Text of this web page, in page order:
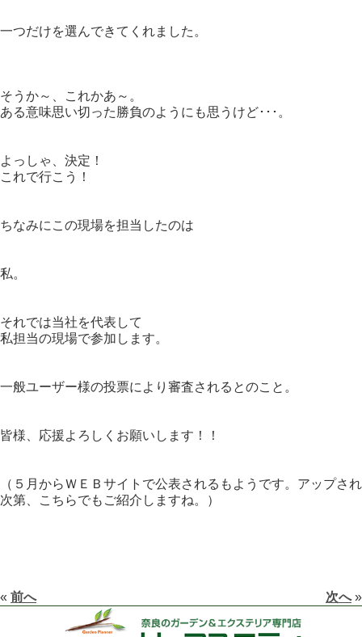
一つだけを選んできてくれました。
そうか～、これかあ～。
ある意味思い切った勝負のようにも思うけど･･･。
よっしゃ、決定！
これで行こう！
ちなみにこの現場を担当したのは
私。
それでは当社を代表して
私担当の現場で参加します。
一般ユーザー様の投票により審査されるとのこと。
皆様、応援よろしくお願いします！！
（５月からＷＥＢサイトで公表されるもようです。アップされ
次第、こちらでもご紹介しますね。）
« 前へ 次へ»